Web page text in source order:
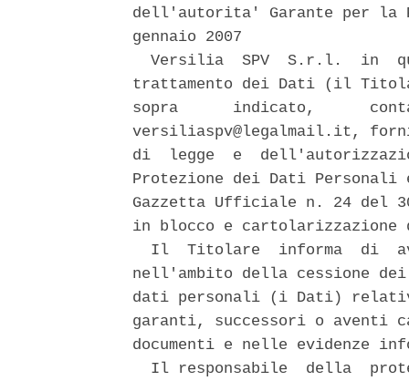
dell'autorita' Garante per la
gennaio 2007
Versilia  SPV  S.r.l.  in
trattamento dei Dati (il
sopra      indicato,
versiliaspv@legalmail.it,
di  legge  e
Protezione dei Dati Personali
Gazzetta Ufficiale n. 24 del
in blocco e
Il  Titolare  informa  di
nell'ambito della cessione
dati personali (i Dati)
garanti, successori o aventi
documenti e nelle evidenze
Il responsabile  della